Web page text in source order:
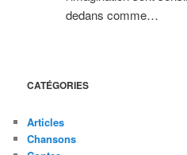
dedans comme…
CATÉGORIES
Articles
Chansons